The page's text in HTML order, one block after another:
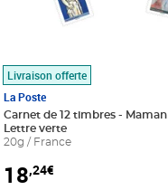
au panier
Livraison offerte
La Poste
Carnet de 12 timbres -
Lettre verte
20g / France
18,24€